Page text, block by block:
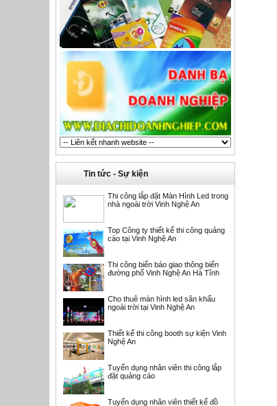
Tin tức - Sự kiện
Thi công lắp đặt Màn Hình Led trong
nhà ngoài trời Vinh Nghệ An
Top Công ty thiết kế thi công quảng
cáo tại Vinh Nghệ An
Thi công biển báo giao thông biển
đường phố Vinh Nghệ An Hà Tĩnh
Cho thuê màn hình led sân khấu
ngoài trời tại Vinh Nghệ An
Thiết kế thi công booth sự kiện Vinh
Nghệ An
Tuyển dụng nhân viên thi công lắp
đặt quảng cáo
Tuyển dụng nhân viên thiết kế đồ